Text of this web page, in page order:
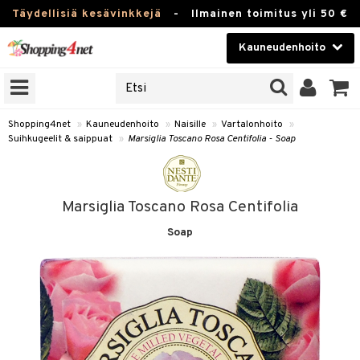
Täydellisiä kesävinkkejä - Ilmainen toimitus yli 50 €
Kauneudenhoito
Kauneudenhoito
Piilolinssit
Lelut, Lapsi & Vauva
Tuotemerkkejä
Kampanjat
Shopping4net » Kauneudenhoito » Naisille » Vartalonhoito
»
Suihkugeelit & saippuat » Marsiglia Toscano Rosa Centifolia - Soap
Marsiglia Toscano Rosa Centifolia
Soap
/ Kammat
tuotteet